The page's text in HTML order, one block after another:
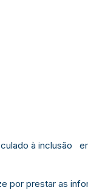
à inclusão
por prestar as